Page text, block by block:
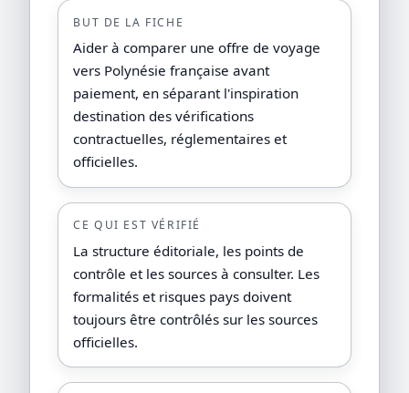
BUT DE LA FICHE
Aider à comparer une offre de voyage
vers Polynésie française avant
paiement, en séparant l'inspiration
destination des vérifications
contractuelles, réglementaires et
officielles.
CE QUI EST VÉRIFIÉ
La structure éditoriale, les points de
contrôle et les sources à consulter. Les
formalités et risques pays doivent
toujours être contrôlés sur les sources
officielles.